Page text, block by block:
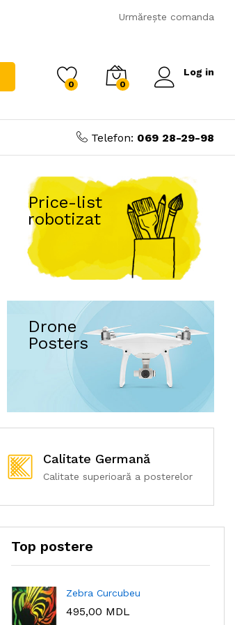
Urmărește comanda
0 0
Log in
Telefon: 069 28-29-98
Price-list
robotizat
Drone
Posters
Calitate Germană
Calitate superioară a posterelor
Top postere
Zebra Curcubeu
495,00 MDL